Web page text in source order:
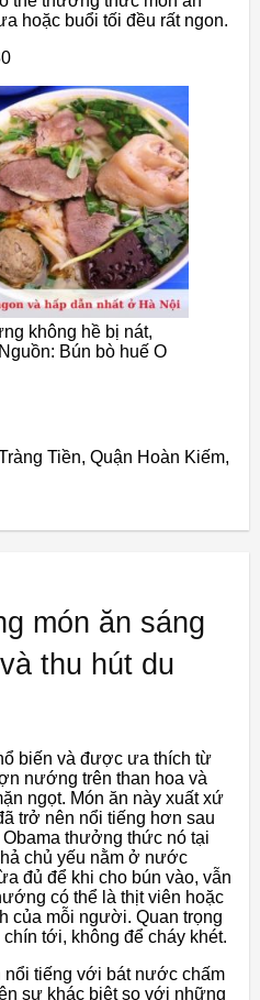
hoặc buổi tối đều rất ngon.
không hề bị nát,
Bún bò huế O
Tiền, Quận Hoàn Kiếm,
món ăn sáng
thu hút du
biến và được ưa thích từ
nướng trên than hoa và
ngọt. Món ăn này xuất xứ
trở nên nổi tiếng hơn sau
thưởng thức nó tại
chủ yếu nằm ở nước
đủ để khi cho bún vào, vẫn
có thể là thịt viên hoặc
của mỗi người. Quan trọng
tới, không để cháy khét.
nổi tiếng với bát nước chấm
sự khác biệt so với những